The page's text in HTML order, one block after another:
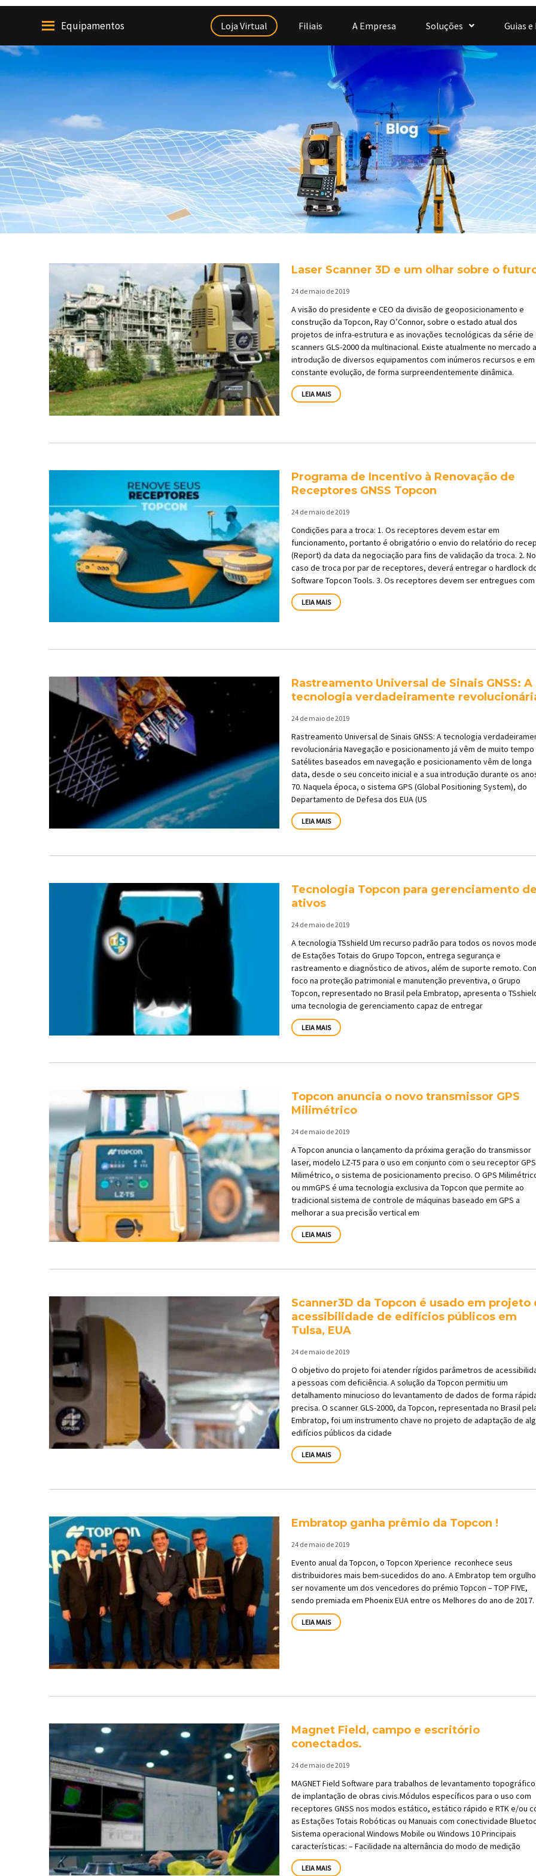
Equipamentos Loja Virtual Filiais A Empresa Soluções Guias e
Laser Scanner 3D e um olhar sobre o
24 de maio de 2019
A visão do presidente e CEO da divisão de geoposicionamento e
construção da Topcon, Ray O’Connor, sobre o estado atual dos
projetos de infra-estrutura e as inovações tecnológicas da série de
scanners GLS-2000 da multinacional. Existe atualmente no mercado a
introdução de diversos equipamentos com inúmeros recursos e em
constante evolução, de forma surpreendentemente dinâmica.
LEIA MAIS
Programa de Incentivo à Renovação de
Receptores GNSS Topcon
24 de maio de 2019
Condições para a troca: 1. Os receptores devem estar em
funcionamento, portanto é obrigatório o envio do relatório do
(Report) da data da negociação para fins de validação da troca. 2. No
caso de troca por par de receptores, deverá entregar o hardlock
Software Topcon Tools. 3. Os receptores devem ser entregues com
LEIA MAIS
Rastreamento Universal de Sinais GNSS: A
tecnologia verdadeiramente
24 de maio de 2019
Rastreamento Universal de Sinais GNSS: A tecnologia
revolucionária Navegação e posicionamento já vêm de muito tempo
Satélites baseados em navegação e posicionamento vêm de longa
data, desde o seu conceito inicial e a sua introdução durante os
70. Naquela época, o sistema GPS (Global Positioning System), do
Departamento de Defesa dos EUA (US
LEIA MAIS
Tecnologia Topcon para gerenciamento de
ativos
24 de maio de 2019
A tecnologia TSshield Um recurso padrão para todos os novos
de Estações Totais do Grupo Topcon, entrega segurança e
rastreamento e diagnóstico de ativos, além de suporte remoto.
foco na proteção patrimonial e manutenção preventiva, o Grupo
Topcon, representado no Brasil pela Embratop, apresenta o
uma tecnologia de gerenciamento capaz de entregar
LEIA MAIS
Topcon anuncia o novo transmissor GPS
Milimétrico
24 de maio de 2019
A Topcon anuncia o lançamento da próxima geração do transmissor
laser, modelo LZ-T5 para o uso em conjunto com o seu receptor GPS
Milimétrico, o sistema de posicionamento preciso. O GPS
ou mmGPS é uma tecnologia exclusiva da Topcon que permite ao
tradicional sistema de controle de máquinas baseado em GPS a
melhorar a sua precisão vertical em
LEIA MAIS
Scanner3D da Topcon é usado em projeto
acessibilidade de edifícios públicos em
Tulsa, EUA
24 de maio de 2019
O objetivo do projeto foi atender rígidos parâmetros de
a pessoas com deficiência. A solução da Topcon permitiu um
detalhamento minucioso do levantamento de dados de forma
precisa. O scanner GLS-2000, da Topcon, representada no Brasil
Embratop, foi um instrumento chave no projeto de adaptação de
edifícios públicos da cidade
LEIA MAIS
Embratop ganha prêmio da Topcon !
24 de maio de 2019
Evento anual da Topcon, o Topcon Xperience reconhece seus
distribuidores mais bem-sucedidos do ano. A Embratop tem
ser novamente um dos vencedores do prémio Topcon – TOP FIVE,
sendo premiada em Phoenix EUA entre os Melhores do ano de 2017.
LEIA MAIS
Magnet Field, campo e escritório
conectados.
24 de maio de 2019
MAGNET Field Software para trabalhos de levantamento
de implantação de obras civis.Módulos específicos para o uso com
receptores GNSS nos modos estático, estático rápido e RTK e/ou
as Estações Totais Robóticas ou Manuais com conectividade
Sistema operacional Windows Mobile ou Windows 10 Principais
características: – Facilidade na alternância do modo de medição
LEIA MAIS
Página PáginaPáginaPáginaPáginaPágina